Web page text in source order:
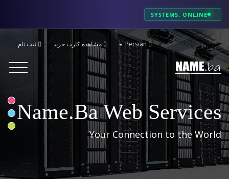
SYSTEMS: ONLINE
Persian مشاهده کارت خرید ثبت نام
Toggle
Name.ba Web Services
Your Connection to the World